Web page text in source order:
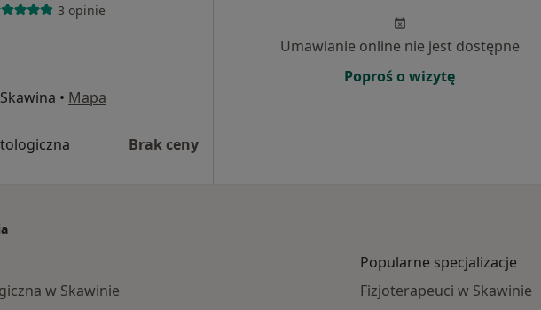
3 opinie
• Mapa
Brak ceny
Umawianie online nie jest dostępne
Poproś o wizytę
w Skawinie
Popularne specjalizacje
Fizjoterapeuci w Skawinie